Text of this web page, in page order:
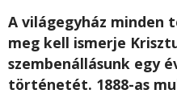
A világegyház minden
meg kell ismerje
szembenállásunk egy
történetét. 1888-as